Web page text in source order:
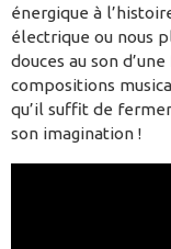
énergique à
électrique ou nous
douces au son
compositions
qu’il suffit de
son imagination !